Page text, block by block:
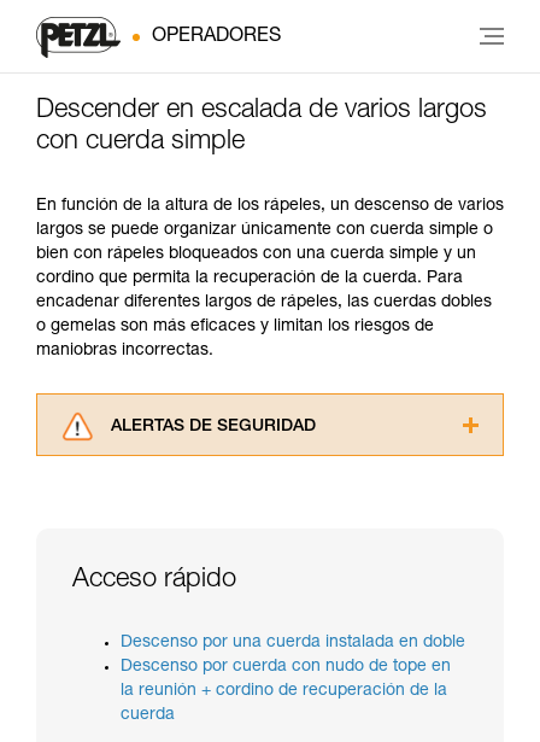
OPERADORES
Descender en escalada de varios largos
con cuerda simple
En función de la altura de los rápeles, un descenso de varios
largos se puede organizar únicamente con cuerda simple o
bien con rápeles bloqueados con una cuerda simple y un
cordino que permita la recuperación de la cuerda. Para
encadenar diferentes largos de rápeles, las cuerdas dobles
o gemelas son más eficaces y limitan los riesgos de
maniobras incorrectas.
ALERTAS DE SEGURIDAD
comprender este complemento informativo.
Dominar estas técnicas requiere una formación
través de un profesional su capacidad para
ejecutar estas técnicas, solo y con total
seguridad, antes de ejecutarlas de forma
autónoma.
Acceso rápido
Descenso por una cuerda instalada en doble
Descenso por cuerda con nudo de tope en
la reunión + cordino de recuperación de la
cuerda